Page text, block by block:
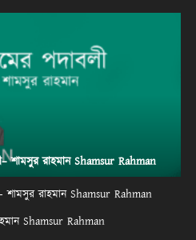
শামসুর রাহমান Shamsur Rahman
রাহমান Shamsur Rahman
Shamsur Rahman